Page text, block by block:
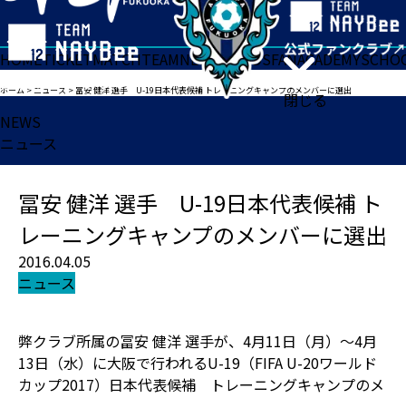
閉じる
HOMETICKETMATCHTEAMNEWSGOODSFANACADEMY
ホーム >ニュース > 冨安 健洋 選手 U-19日本代表候補 トレーニングキャンプのメンバーに選出
NEWS
ニュース
冨安 健洋 選手 U-19日本代表候補 ト
レーニングキャンプのメンバーに選出
2016.04.05
ニュース
弊クラブ所属の冨安 健洋 選手が、4月11日（月）～4月
13日（水）に大阪で行われるU-19（FIFA U-20ワールド
カップ2017）日本代表候補 トレーニングキャンプのメ